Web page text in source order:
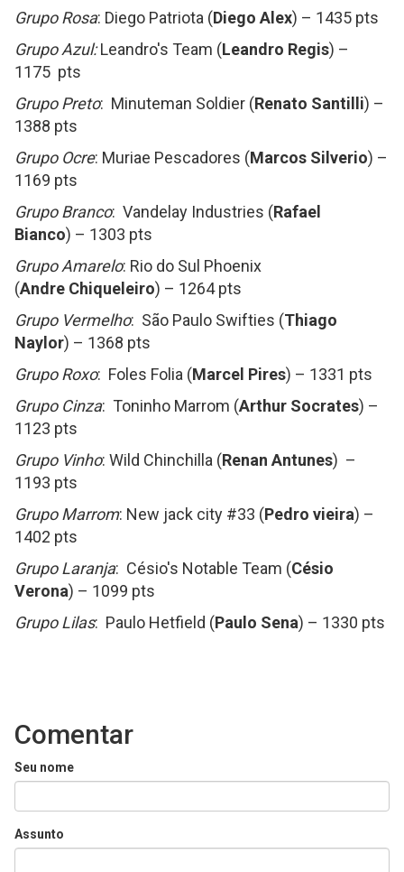
Grupo Rosa: Diego Patriota (Diego Alex) – 1435 pts
Grupo Azul:Leandro's Team (Leandro Regis) –
1175 pts
Grupo Preto: Minuteman Soldier (Renato Santilli) –
1388 pts
Grupo Ocre: Muriae Pescadores (Marcos Silverio) –
1169 pts
Grupo Branco: Vandelay Industries (Rafael
Bianco) – 1303 pts
Grupo Amarelo: Rio do Sul Phoenix
(Andre Chiqueleiro) – 1264 pts
Grupo Vermelho: São Paulo Swifties (Thiago
Naylor) – 1368 pts
Grupo Roxo: Foles Folia (Marcel Pires) – 1331 pts
Grupo Cinza: Toninho Marrom (Arthur Socrates) –
1123 pts
Grupo Vinho: Wild Chinchilla (Renan Antunes) –
1193 pts
Grupo Marrom: New jack city #33 (Pedro vieira) –
1402 pts
Grupo Laranja: Césio's Notable Team (Césio
Verona) – 1099 pts
Grupo Lilas: Paulo Hetfield (Paulo Sena) – 1330 pts
Comentar
Seu nome
Assunto